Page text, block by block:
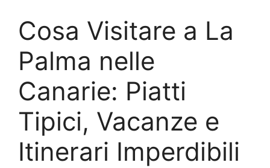
Cosa Visitare a La
Palma nelle
Canarie: Piatti
Tipici, Vacanze e
Itinerari Imperdibili